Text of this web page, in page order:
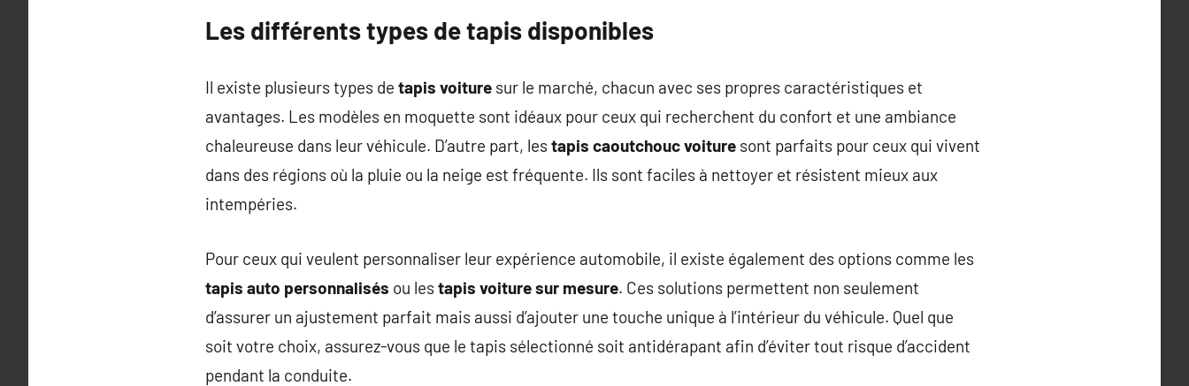
Les différents types de tapis disponibles
Il existe plusieurs types de tapis voiture sur le marché, chacun avec ses propres caractéristiques et
avantages. Les modèles en moquette sont idéaux pour ceux qui recherchent du confort et une ambiance
chaleureuse dans leur véhicule. D’autre part, lestapis caoutchouc voiture sont parfaits pour ceux qui vivent
dans des régions où la pluie ou la neige est fréquente. Ils sont faciles à nettoyer et résistent mieux aux
intempéries.
Pour ceux qui veulent personnaliser leur expérience automobile, il existe également des options comme les
tapis auto personnalisés ou lestapis voiture sur mesure. Ces solutions permettent non seulement
d’assurer un ajustement parfait mais aussi d’ajouter une touche unique à l’intérieur du véhicule. Quel que
soit votre choix, assurez-vous que le tapis sélectionné soit antidérapant afin d’éviter tout risque d’accident
pendant la conduite.